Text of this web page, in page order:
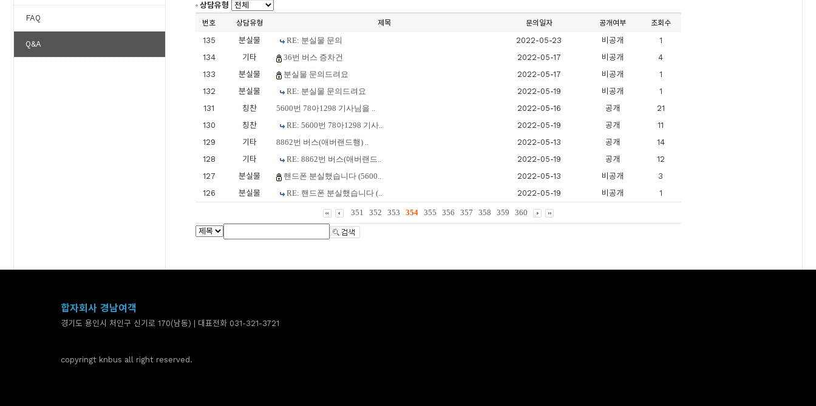
FAQ
Q&A
상담유형
번호 상담유형 제목 문의일자 공개여부 조회수
135 분실물 RE: 분실물 문의 2022-05-23 비공개
1
134
기타 36번 버스 증차건 2022-05-17 비공개
4
133
분실물 분실물 문의드려요 2022-05-17 비공개
1
132
분실물 RE: 분실물 문의드려요 2022-05-19 비공개
1
131
칭찬 5600번 78아1298 기사님을 .. 2022-05-16 공개
21
130
칭찬 RE: 5600번 78아1298 기사.. 2022-05-19 공개
11
129
기타 8862번 버스(애버랜드행) .. 2022-05-13 공개
14
128
기타 RE: 8862번 버스(애버랜드.. 2022-05-19 공개
12
127
분실물 핸드폰 분실했습니다 (5600.. 2022-05-13 비공개
3
126
분실물 RE: 핸드폰 분실했습니다 (.. 2022-05-19 비공개 1
351 352 353 354 355 356 357 358 359 360
합자회사 경남여객
경기도 용인시 처인구 신기로 170(남동) | 대표전화 031-321-3721
copyringt knbus all right reserved.